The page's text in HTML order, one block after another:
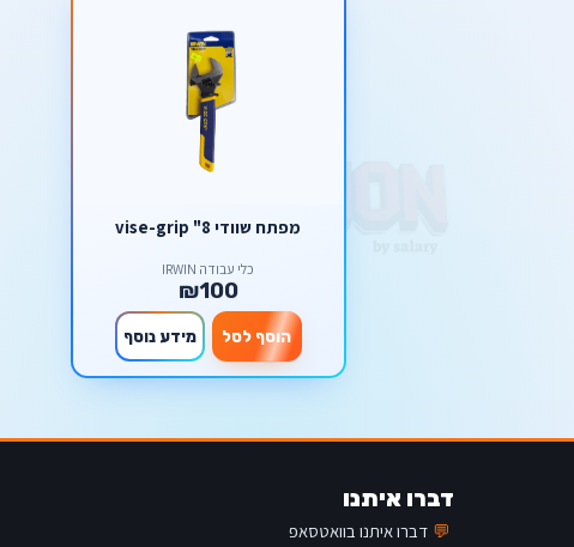
מפתח שוודי 8" vise-grip
כלי עבודה IRWIN
₪100
הוסף לסל מידע נוסף
דברו איתנו
💬 דברו איתנו בוואטסאפ